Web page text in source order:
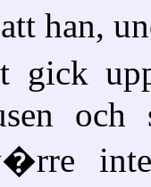
han,
gick
och